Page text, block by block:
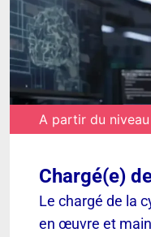
A partir du
Chargé(e)
Le chargé de la
en œuvre et
[ VOIR ]